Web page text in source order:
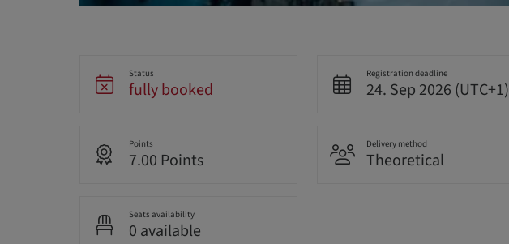
Status
fully booked
Registration deadline
24. Sep 2026 (UTC+1)
Points
7.00 Points
Delivery method
Theoretical
Seats availability
0 available